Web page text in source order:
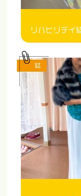
リハビリデイ
結